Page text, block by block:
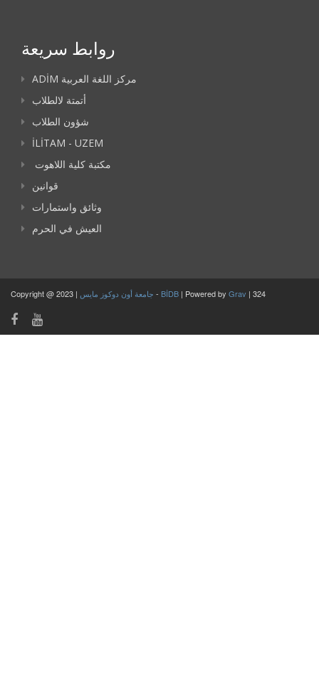
روابط سريعة
ADİM مركز اللغة العربية
أتمتة لالطلاب
شؤون الطلاب
İLİTAM - UZEM
مكتبة كلية اللاهوت
قوانين
وثائق واستمارات
العيش في الحرم
Copyright @ 2023 | - BİDB | Powered by Grav | 324